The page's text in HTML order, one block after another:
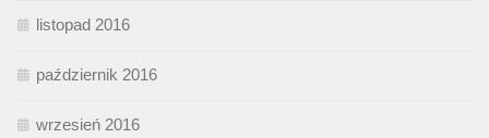
listopad 2016
październik 2016
wrzesień 2016